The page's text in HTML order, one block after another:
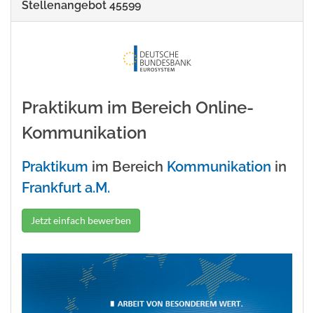
Stellenangebot 45599
Praktikum im Bereich Online-
Kommunikation
Praktikum im Bereich Kommunikation in
Frankfurt a.M.
Jetzt einfach bewerben